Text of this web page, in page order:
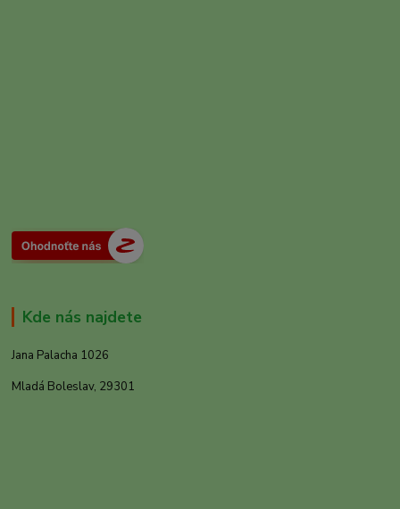
Kde nás najdete
Jana Palacha 1026
Mladá Boleslav, 29301